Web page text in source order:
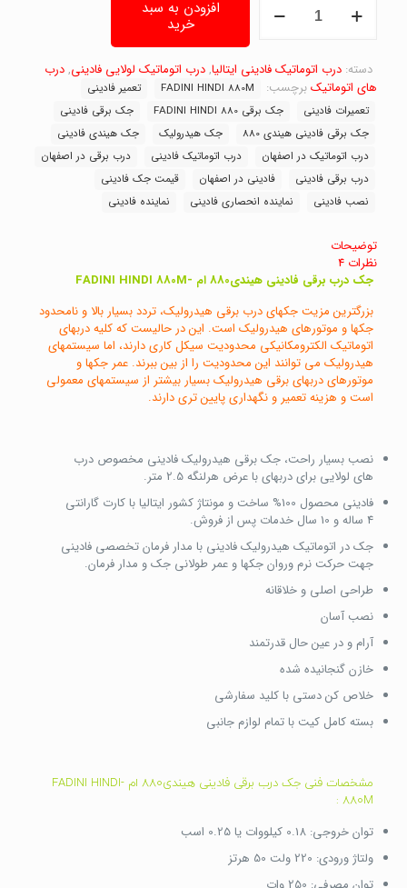
درب
هیندی880
ام
FADINI
HINDI
880M
عدد
افزودن به سبد
خرید
دسته: درب اتوماتیک فادینی ایتالیا,درب اتوماتیک لولایی فادینی,درب
های اتوماتیکبرچسب: FADINI HINDI 880M
تعمیر فادینی
تعمیرات فادینی
جک برقی FADINI HINDI 880
جک برقی فادینی
جک برقی فادینی هیندی 880
جک هیدرولیک
جک هیندی فادینی
درب اتوماتیک در اصفهان
درب اتوماتیک فادینی
درب برقی در اصفهان
درب برقی فادینی
فادینی در اصفهان
قیمت جک فادینی
نصب فادینی
نماینده انحصاری فادینی نماینده فادینی
توضیحات
نظرات 4
جک درب برقی فادینی هیندی880 ام -FADINI HINDI 880M
بزرگترین مزیت جکهای درب برقی هیدرولیک، تردد بسیار بالا و نامحدود
جکها و موتورهای هیدرولیک است. این در حالیست که کلیه دربهای
اتوماتیک الکترومکانیکی محدودیت سیکل کاری دارند، اما سیستمهای
هیدرولیک می توانند این محدودیت را از بین ببرند. عمر جکها و
موتورهای دربهای برقی هیدرولیک بسیار بیشتر از سیستمهای معمولی
است و هزینه تعمیر و نگهداری پایین تری دارند.
نصب بسیار راحت، جک برقی هیدرولیک فادینی مخصوص درب
های لولایی برای دربهای با عرض هرلنگه 2.5 متر.
فادینی محصول 100% ساخت و مونتاژ کشور ایتالیا با کارت گارانتی
4 ساله و 10 سال خدمات پس از فروش.
جک در اتوماتیک هیدرولیک فادینی با مدار فرمان تخصصی فادینی
جهت حرکت نرم وروان جکها و عمر طولانی جک و مدار فرمان.
طراحی اصلی و خلاقانه
نصب آسان
آرام و در عین حال قدرتمند
خازن گنجانیده شده
خلاص کن دستی با کلید سفارشی
بسته کامل کیت با تمام لوازم جانبی
مشخصات فنی جک درب برقی فادینی هیندی880 ام -FADINI HINDI
880M :
توان خروجی: 0.18 کیلووات یا 0.25 اسب
ولتاژ ورودی: 220 ولت 50 هرتز